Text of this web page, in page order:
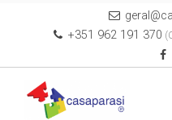
+351 962 191 370